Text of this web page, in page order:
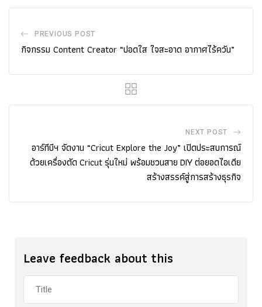
PREVIOUS POST
กิจกรรม Content Creator “ปอดใส ใจสะอาด อากาศไร้ควัน”
NEXT POST
อาร์ทีบีฯ จัดงาน “Cricut Explore the Joy” เปิดประสบการณ์
ด้วยเครื่องตัด Cricut รุ่นใหม่ พร้อมชวนสาย DIY ต่อยอดไอเดีย
สร้างสรรค์สู่การสร้างธุรกิจ
Leave feedback about this